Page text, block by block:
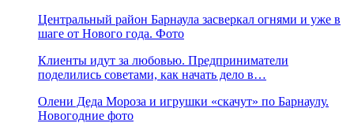
Центральный район Барнаула засверкал огнями и уже в
шаге от Нового года. Фото
Клиенты идут за любовью. Предприниматели
поделились советами, как начать дело в…
Олени Деда Мороза и игрушки «скачут» по Барнаулу.
Новогодние фото